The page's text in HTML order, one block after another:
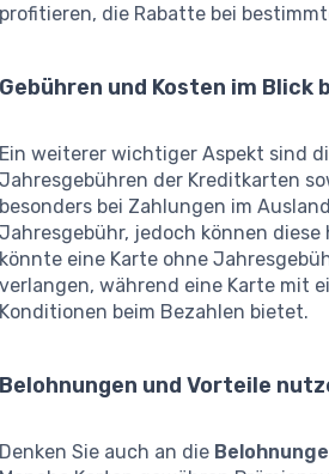
profitieren, die Rabatte bei
Gebühren und Kosten im Blick
Ein weiterer wichtiger Aspekt sind
Jahresgebühren der Kreditkarten
besonders bei Zahlungen im
Jahresgebühr, jedoch können
könnte eine Karte ohne
verlangen, während eine Karte mit
Konditionen beim Bezahlen bietet.
Belohnungen und Vorteile
Denken Sie auch an die